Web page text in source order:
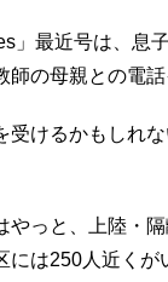
」最近号は、息
師の母親との電
けるかもしれ
っと、上陸・
には250人近く